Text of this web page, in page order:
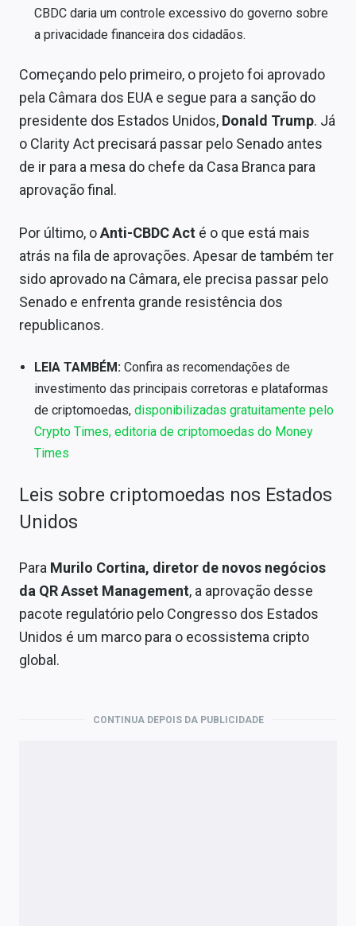
CBDC daria um controle excessivo do governo sobre
a privacidade financeira dos cidadãos.
Começando pelo primeiro, o projeto foi aprovado
pela Câmara dos EUA e segue para a sanção do
presidente dos Estados Unidos, Donald Trump. Já
o Clarity Act precisará passar pelo Senado antes
de ir para a mesa do chefe da Casa Branca para
aprovação final.
Por último, oAnti-CBDC Act é o que está mais
atrás na fila de aprovações. Apesar de também ter
sido aprovado na Câmara, ele precisa passar pelo
Senado e enfrenta grande resistência dos
republicanos.
LEIA TAMBÉM:Confira as recomendações de
investimento das principais corretoras e plataformas
de criptomoedas, disponibilizadas gratuitamente pelo
Crypto Times, editoria de criptomoedas do Money
Times
Leis sobre criptomoedas nos Estados
Unidos
Para Murilo Cortina, diretor de novos negócios
da QR Asset Management, a aprovação desse
pacote regulatório pelo Congresso dos Estados
Unidos é um marco para o ecossistema cripto
global.
CONTINUA DEPOIS DA PUBLICIDADE